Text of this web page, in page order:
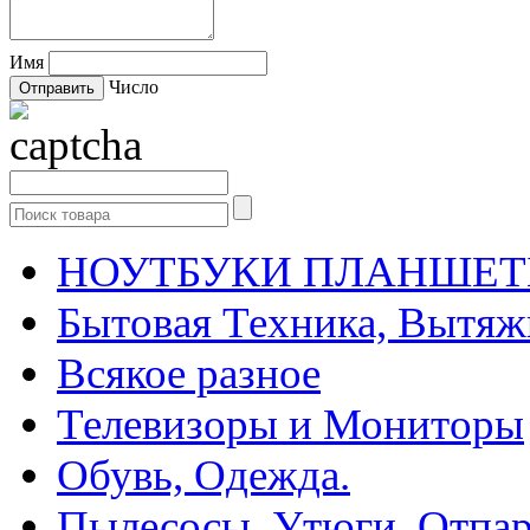
Имя
Число
НОУТБУКИ
Бытовая Техника,
Всякое разное
Телевизоры и Мониторы
Обувь, Одежда.